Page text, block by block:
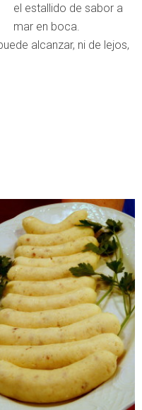
el estallido de sabor a
mar en boca.
alcanzar, ni de lejos,